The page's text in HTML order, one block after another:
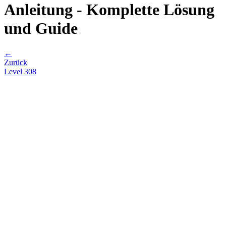
Anleitung - Komplette Lösung
und Guide
←
Zurück
Level 308